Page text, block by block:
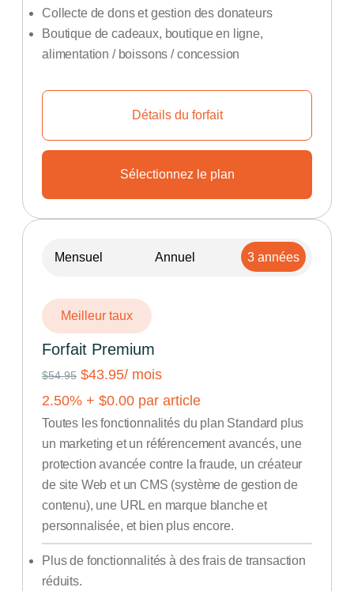
Collecte de dons et gestion des donateurs
Boutique de cadeaux, boutique en ligne,
alimentation / boissons / concession
Détails du forfait
Sélectionnez le plan
Mensuel Annuel 3 années
Meilleur taux
Forfait Premium
$54.95 $43.95/ mois
2.50% + $0.00 par article
Toutes les fonctionnalités du plan Standard plus
un marketing et un référencement avancés, une
protection avancée contre la fraude, un créateur
de site Web et un CMS (système de gestion de
contenu), une URL en marque blanche et
personnalisée, et bien plus encore.
Plus de fonctionnalités à des frais de transaction
réduits.